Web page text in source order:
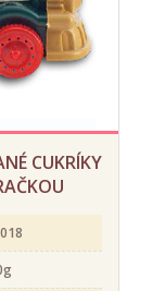
CUKRÍKY